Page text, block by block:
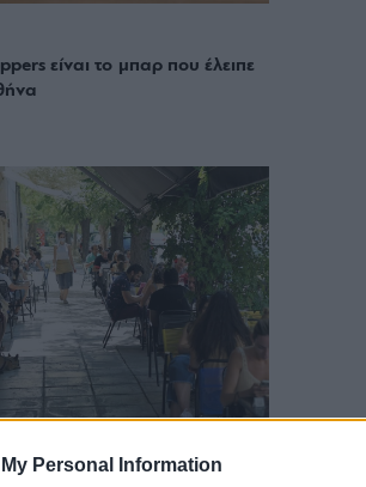
Personal Information
είναι το μπαρ που έλειπε